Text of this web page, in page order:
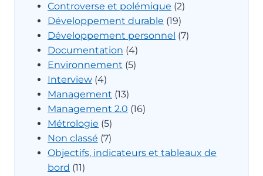
Controverse et polémique (2)
Développement durable (19)
Développement personnel (7)
Documentation (4)
Environnement (5)
Interview (4)
Management (13)
Management 2.0 (16)
Métrologie (5)
Non classé (7)
Objectifs, indicateurs et tableaux de
bord (11)